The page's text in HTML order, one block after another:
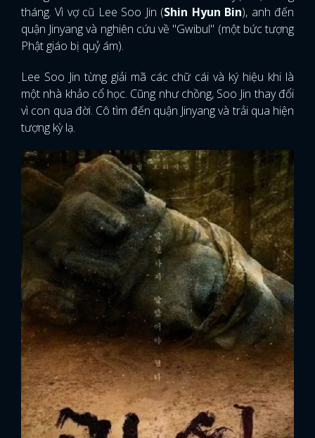
tháng. Vì vợ cũ Lee Soo Jin (Shin Hyun Bin), anh đến
quận Jinyang và nghiên cứu về "Gwibul" (một bức tượng
Phật giáo bị quỷ ám).
Lee Soo Jin từng giải mã các chữ cái và ký hiệu khi là
một nhà khảo cổ học. Cũng như chồng, Soo Jin thay đổi
vì con qua đời. Cô tìm đến quận Jinyang và trải qua hiện
tượng kỳ lạ.